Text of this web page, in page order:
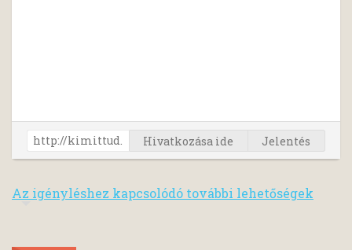
Hivatkozása ide Jelentés
Az igényléshez kapcsolódó további lehetőségek